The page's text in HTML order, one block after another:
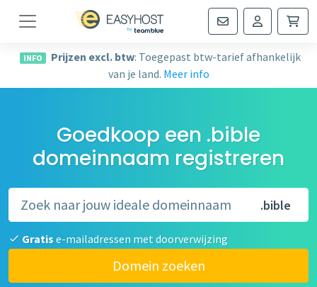
Navigatie
INFO Prijzen excl. btw: Toegepast btw-tarief afhankelijk
van je land. Meer info
Goedkoop een .bible
domeinnaam registreren
.bible
Gratise-mailadressen met doorverwijzing
Domein zoeken